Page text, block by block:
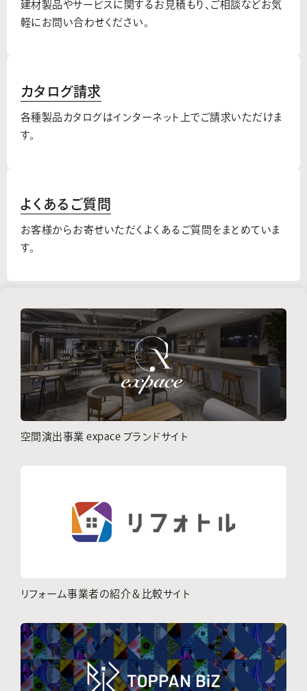
建材製品やサービスに関するお見積もり、 ご相談などお気
軽にお問い合わせください。
カタログ請求
各種製品カタログはインターネット上でご請求いただけま
す。
よくあるご質問
お客様からお寄せいただくよくあるご質問をまとめていま
す。
空間演出事業 expace ブランドサイト
リフォーム事業者の紹介＆比較サイト